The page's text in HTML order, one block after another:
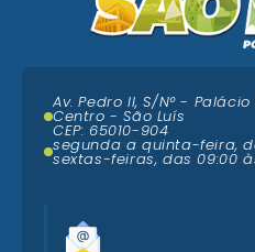
Av. Pedro II, S/N° -
Centro - São Luís
CEP: 65010-904
segunda a quinta-feira,
sextas-feiras, das 09:00